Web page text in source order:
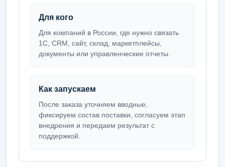
Для кого
Для компаний в России, где нужно связать
1С, CRM, сайт, склад, маркетплейсы,
документы или управленческие отчеты.
Как запускаем
После заказа уточняем вводные,
фиксируем состав поставки, согласуем этап
внедрения и передаем результат с
поддержкой.